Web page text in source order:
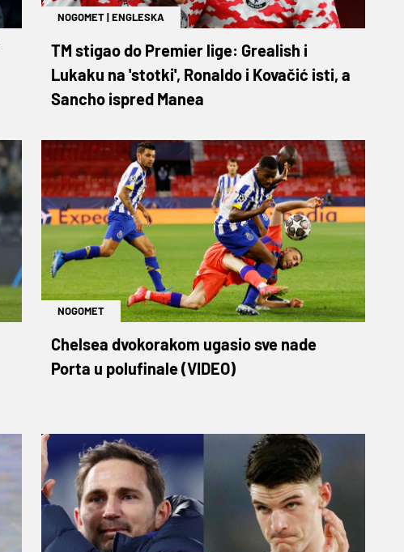
NOGOMET|ENGLESKA
TM stigao do Premier lige: Grealish i
Lukaku na 'stotki', Ronaldo i Kovačić isti, a
Sancho ispred Manea
NOGOMET
Chelsea dvokorakom ugasio sve nade
Porta u polufinale (VIDEO)